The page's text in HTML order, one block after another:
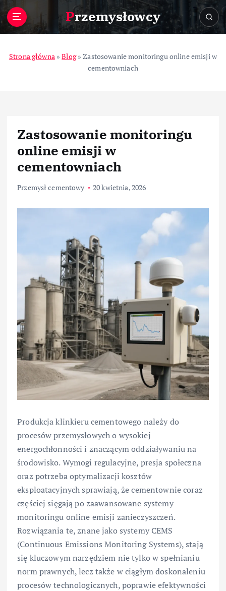
Przemysłowcy
Strona główna»Blog»Zastosowanie monitoringu online emisji w
cementowniach
Zastosowanie monitoringu
online emisji w
cementowniach
Przemysł cementowy 20 kwietnia, 2026
Produkcja klinkieru cementowego należy do
procesów przemysłowych o wysokiej
energochłonności i znaczącym oddziaływaniu na
środowisko. Wymogi regulacyjne, presja społeczna
oraz potrzeba optymalizacji kosztów
eksploatacyjnych sprawiają, że cementownie coraz
częściej sięgają po zaawansowane systemy
monitoringu online emisji zanieczyszczeń.
Rozwiązania te, znane jako systemy CEMS
(Continuous Emissions Monitoring Systems), stają
się kluczowym narzędziem nie tylko w spełnianiu
norm prawnych, lecz także w ciągłym doskonaleniu
procesów technologicznych, poprawie efektywności